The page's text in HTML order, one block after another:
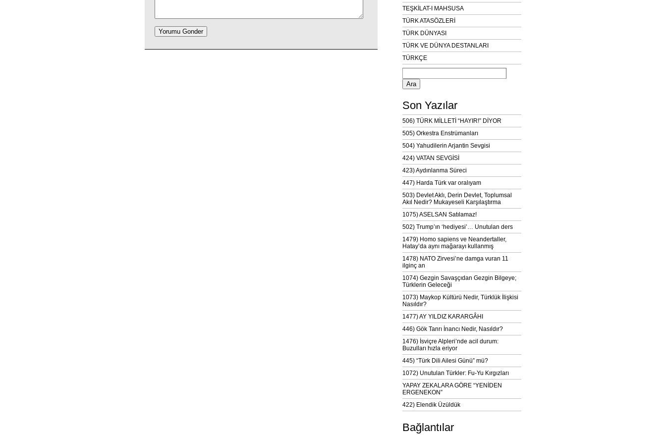
TEŞKİLAT-I MAHSUSA
TÜRK ATASÖZLERİ
TÜRK DÜNYASI
TÜRK VE DÜNYA DESTANLARI
TÜRKÇE
Arama:
Son Yazılar
506) TÜRK MİLLETİ “HAYIR!” DİYOR
505) Orkestra Enstrümanları
504) Yahudilerin Arjantin Sevgisi
424) VATAN SEVGİSİ
423) Aydınlanma Süreci
447) Harda Türk var oralıyam
503) Devlet Aklı, Derin Devlet, Toplumsal
Akıl Nedir? Mukayeseli Karşılaştırma
1075) ASELSAN Satılamaz!
502) Trump’ın ‘hediyesi’… Unutulan ders
1479) Homo sapiens ve Neandertaller,
Hatay’da aynı mağarayı kullanmış
1478) NATO Zirvesi’ne damga vuran 11
ilginç an
1074) Gezgin Savaşçıdan Gezgin Bilgeye;
Türklerin Geleceği
1073) Maykop Kültürü Nedir, Türklük İlişkisi
Nasıldır?
1477) AY YILDIZ KARARGÂHI
446) Gök Tanrı İnancı Nedir, Nasıldır?
1476) İsviçre Alpleri’nde acil durum:
Buzulları hızla eriyor
445) “Türk Dili Ailesi Günü” mü?
1072) Unutulan Türkler: Fu-Yu Kırgızları
YAPAY ZEKALARA GÖRE “YENİDEN
ERGENEKON”
422) Elendik Üzüldük
Bağlantılar